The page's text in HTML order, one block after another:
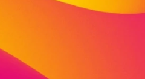
Behindertenhilfe, Beratung